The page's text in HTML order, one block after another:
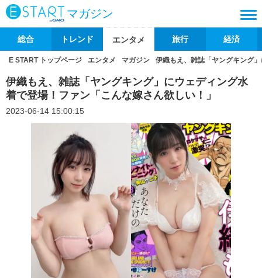
マガジン
総合 トレンド エンタメ 旅行 経済
E START トップページ エンタメ マガジン 伊織もえ、雑誌「ヤングキング
伊織もえ、雑誌「ヤングキング」にウェディング水
着で登場！ファン「こんな嫁さん欲しい！」
2023-06-14 15:00:15